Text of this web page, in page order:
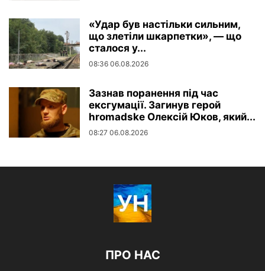
«Удар був настільки сильним,
що злетіли шкарпетки», — що
сталося у...
08:36 06.08.2026
Зазнав поранення під час
ексгумації. Загинув герой
hromadske Олексій Юков, який...
08:27 06.08.2026
ПРО НАС